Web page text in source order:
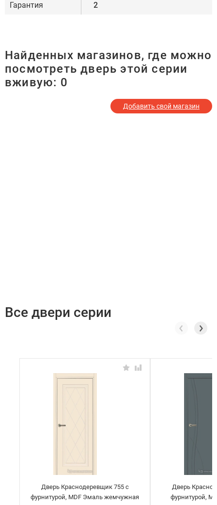
Гарантия 2
Найденных магазинов, где можно
посмотреть дверь этой серии
вживую: 0
Добавить свой магазин
Все двери серии
Дверь Краснодеревщик 755 с
фурнитурой, MDF Эмаль жемчужная
Дверь
фурнитурой,